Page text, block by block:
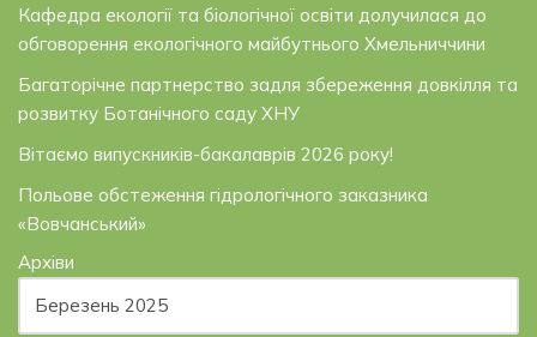
Кафедра екології та біологічної освіти долучилася до
обговорення екологічного майбутнього Хмельниччини
Багаторічне партнерство задля збереження довкілля та
розвитку Ботанічного саду ХНУ
Вітаємо випускників-бакалаврів 2026 року!
Польове обстеження гідрологічного заказника
«Вовчанський»
Архіви